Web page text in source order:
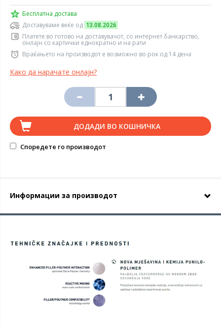
Бесплатна достава
Доставуваме веќе од 13.08.2026
Платете во готово на доставувачот, со интернет банкарство,
онлајн со картички еднократно и на рати
Враќањето на производот е возможно во рок од 14 дена
Како да нарачате онлајн?
ДОДАДИ ВО КОШНИЧКА
Споредете го производот
Информации за производот